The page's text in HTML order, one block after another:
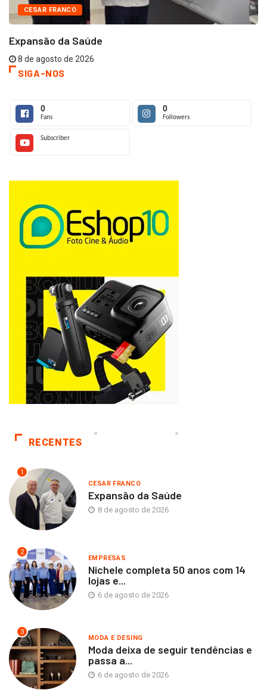
CESAR FRANCO
Expansão da Saúde
8 de agosto de 2026
SIGA-NOS
0
Fans
0
Followers
Subscriber
RECENTES
1
CESAR FRANCO
Expansão da Saúde
8 de agosto de 2026
2
EMPRESAS
Nichele completa 50 anos com 14
lojas e...
6 de agosto de 2026
3
MODA E DESING
Moda deixa de seguir tendências e
passa a...
6 de agosto de 2026